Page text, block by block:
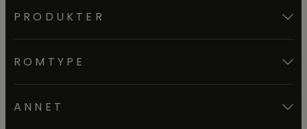
PRODUKTER
ROMTYPE
ANNET